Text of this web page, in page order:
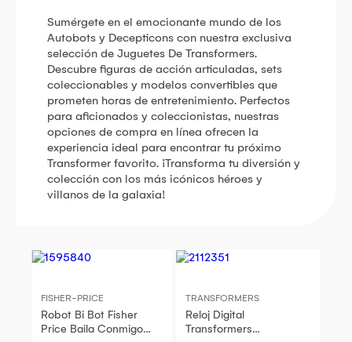
Sumérgete en el emocionante mundo de los
Autobots y Decepticons con nuestra exclusiva
selección de Juguetes De Transformers.
Descubre figuras de acción articuladas, sets
coleccionables y modelos convertibles que
prometen horas de entretenimiento. Perfectos
para aficionados y coleccionistas, nuestras
opciones de compra en línea ofrecen la
experiencia ideal para encontrar tu próximo
Transformer favorito. ¡Transforma tu diversión y
colección con los más icónicos héroes y
villanos de la galaxia!
FISHER-PRICE
Robot Bi Bot Fisher
Price Baila Conmigo
TRANSFORMERS
Reloj Digital
Transformers